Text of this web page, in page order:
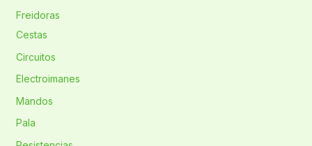
Freidoras
Cestas
Circuitos
Electroimanes
Mandos
Pala